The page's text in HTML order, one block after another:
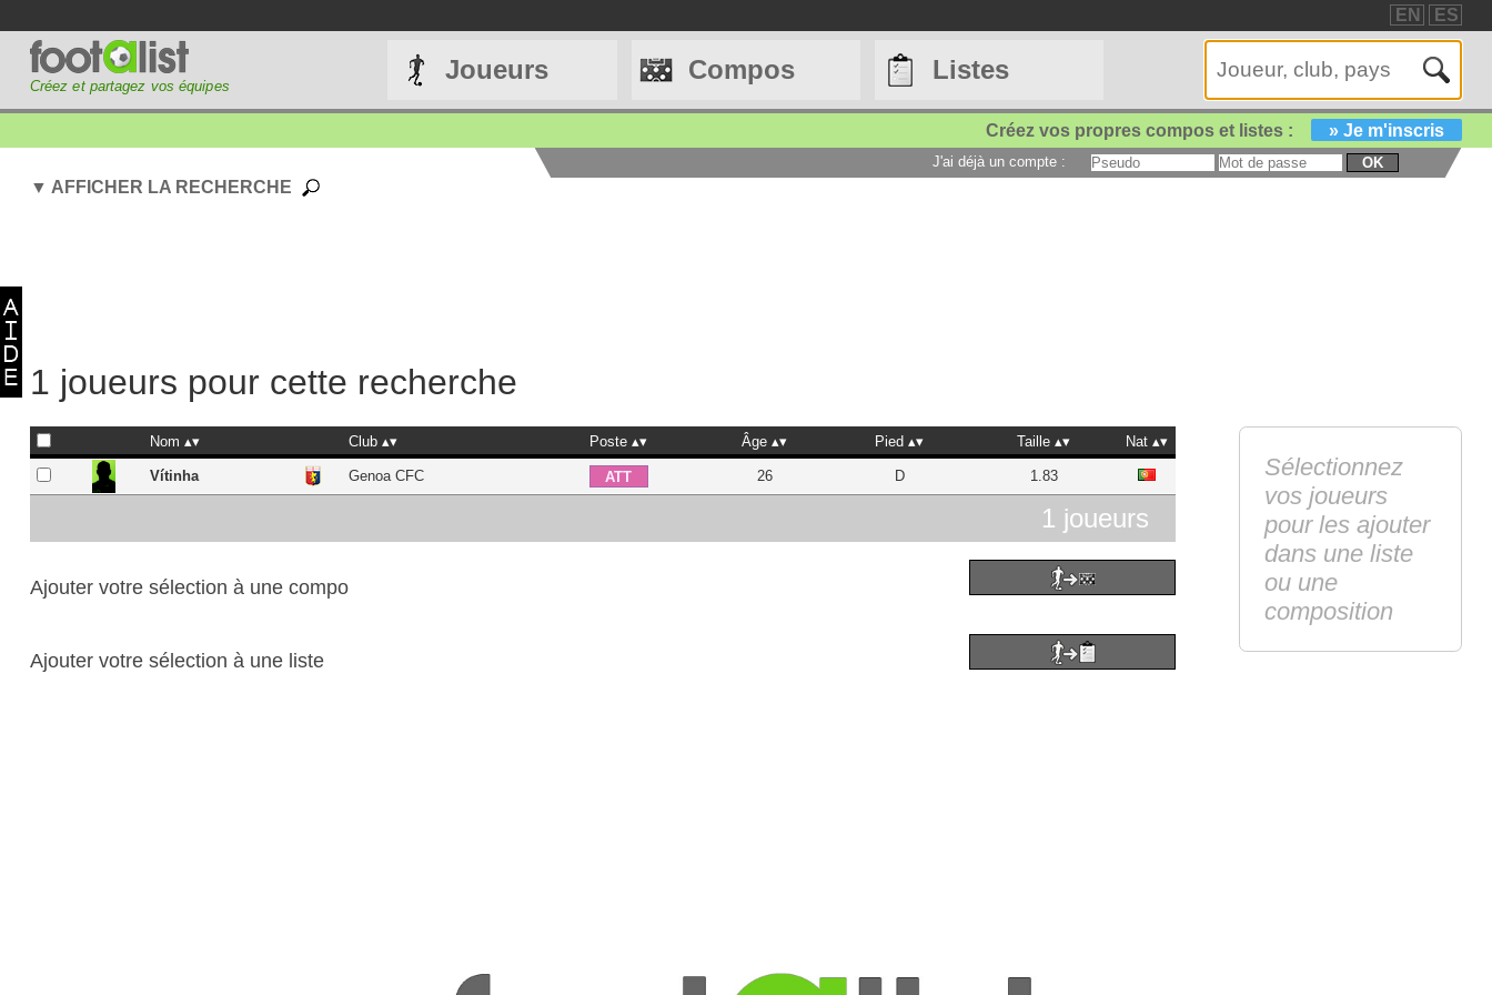
EN ES
Créez et partagez vos équipes
Joueurs Compos Listes
Créez vos propres compos et listes : » Je m'inscris
J'ai déjà un compte : OK
▼ AFFICHER LA RECHERCHE
1 joueurs pour cette recherche
Nom Club Poste Âge Pied Taille Nat
Vítinha Genoa CFC ATT 26 D 1.83
1 joueurs
Ajouter votre sélection à une compo
Ajouter votre sélection à une liste
Sélectionnez
vos joueurs
pour les ajouter
dans une liste
ou une
composition